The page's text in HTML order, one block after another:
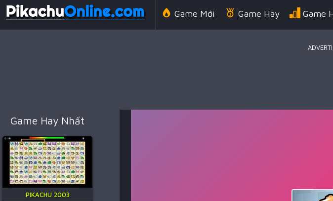
Game Mới Game Hay Game
Game Hay Nhất
PIKACHU 2003